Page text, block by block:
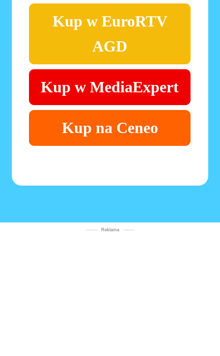
Kup w EuroRTV
AGD
Kup w MediaExpert
Kup na Ceneo
Reklama